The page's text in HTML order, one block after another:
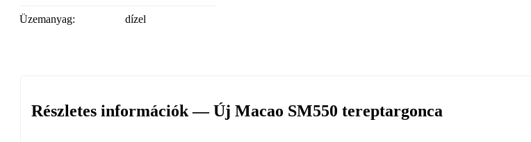
Üzemanyag: dízel
Részletes információk — Új Macao SM550 tereptargonca